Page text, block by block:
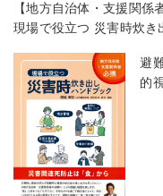
【地方自治体・支援関係
現場で役立つ 災害時炊き
避
的